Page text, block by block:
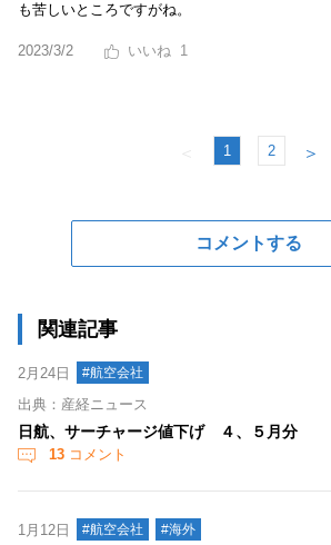
も苦しいところですがね。
2023/3/2 1
＜ 1 2 ＞
コメントする
関連記事
2月24日 #航空会社
出典：産経ニュース
日航、サーチャージ値下げ ４、５月分
13 コメント
1月12日 #航空会社 #海外